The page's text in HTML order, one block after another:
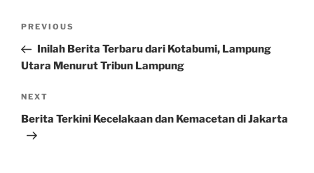
Previous
Post
PREVIOUS
Inilah Berita Terbaru dari Kotabumi, Lampung
Utara Menurut Tribun Lampung
Next
Post
NEXT
Berita Terkini Kecelakaan dan Kemacetan di Jakarta